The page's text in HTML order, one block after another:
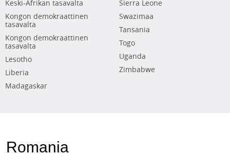
Keski-Afrikan tasavalta
Kongon demokraattinen
tasavalta
Kongon demokraattinen
tasavalta
Lesotho
Liberia
Madagaskar
Sierra Leone
Swazimaa
Tansania
Togo
Uganda
Zimbabwe
Romania